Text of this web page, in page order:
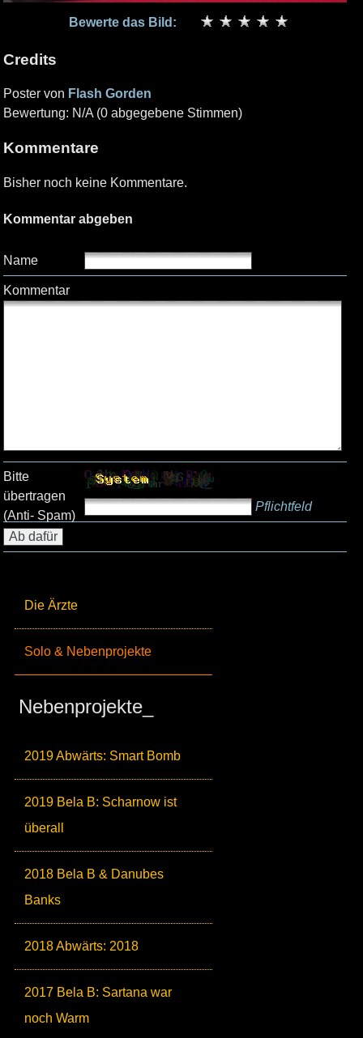
Die Ärzte
Solo & Nebenprojekte
Nebenprojekte_
2019 Abwärts: Smart Bomb
2019 Bela B: Scharnow ist
überall
2018 Bela B & Danubes
Banks
2018 Abwärts: 2018
2017 Bela B: Sartana war
noch Warm
Bewerte das Bild:
Credits
Poster von Flash Gorden
Bewertung: N/A (0 abgegebene Stimmen)
Kommentare
Bisher noch keine Kommentare.
Kommentar abgeben
Name
Kommentar
Bitte
übertragen
(Anti- Spam)
Pflichtfeld